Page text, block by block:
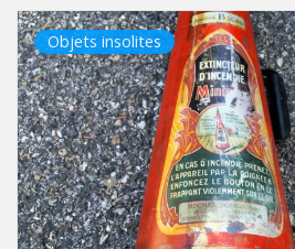
Objets insolites